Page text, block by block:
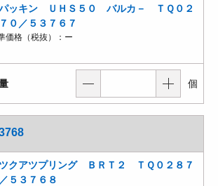
ッキン ＵＨＳ５０ バルカ－ ＴＱ０２
０／５３７６７
価格（税抜）： ー
個
クアツプリング ＢＲＴ２ ＴＱ０２８７
５３７６８